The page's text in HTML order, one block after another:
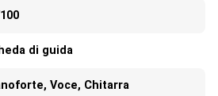
di guida
Voce, Chitarra